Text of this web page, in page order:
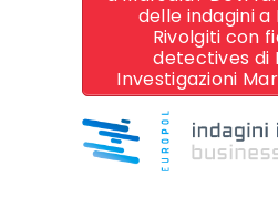
delle indagini a
Rivolgiti con
detectives di
Investigazioni